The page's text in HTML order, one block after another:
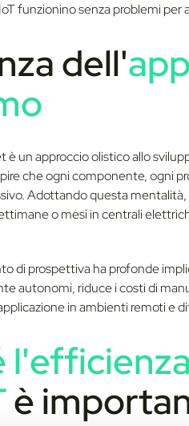
funzionino senza problemi per
dell'
è un approccio olistico allo
che ogni componente, ogni
Adottando questa
o mesi in centrali
di prospettiva ha profonde
autonomi, riduce i costi di
in ambienti remoti e
è